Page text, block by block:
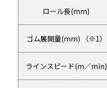
ロール長(mm)
ゴム展開量(mm) （※1）
ラインスピード(m／min)